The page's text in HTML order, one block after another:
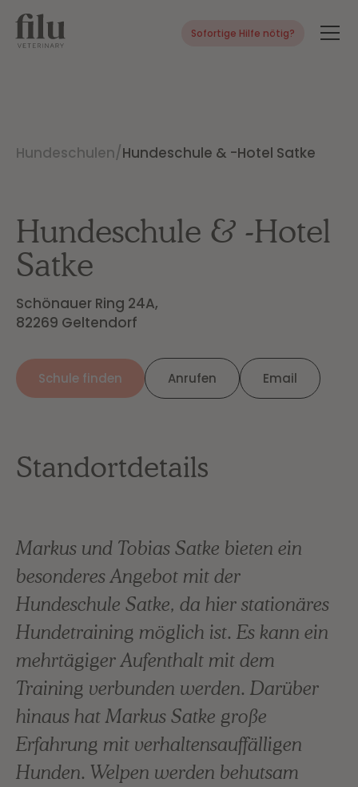
Sofortige Hilfe nötig?
Hundeschulen/Hundeschule & -Hotel Satke
Hundeschule & -Hotel
Satke
Schönauer Ring 24A,
82269 Geltendorf
Schule finden Anrufen Email
Standortdetails
Markus und Tobias Satke bieten ein
besonderes Angebot mit der
Hundeschule Satke, da hier stationäres
Hundetraining möglich ist. Es kann ein
mehrtägiger Aufenthalt mit dem
Training verbunden werden. Darüber
hinaus hat Markus Satke große
Erfahrung mit verhaltensauffälligen
Hunden. Welpen werden behutsam